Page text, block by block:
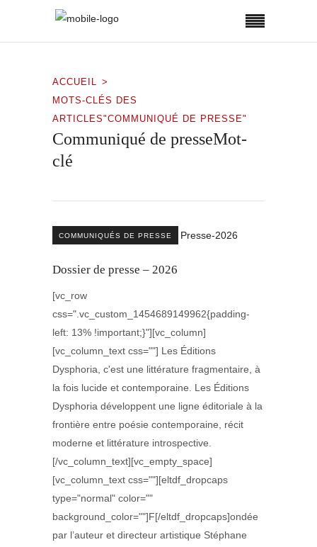
ACCUEIL
MOTS-CLÉS DES
ARTICLES"COMMUNIQUÉ DE PRESSE"
Communiqué de presseMot-
clé
COMMUNIQUÉS DE PRESSE
Dossier de presse – 2026
[vc_row
css=".vc_custom_1454689149962{padding-
left: 13% !important;}"][vc_column]
[vc_column_text css=""] Les Éditions
Dysphoria, c'est une littérature fragmentaire, à
la fois lucide et contemporaine. Les Éditions
Dysphoria développent une ligne éditoriale à la
frontière entre poésie contemporaine, récit
moderne et littérature introspective.
[/vc_column_text][vc_empty_space]
[vc_column_text css=""][eltdf_dropcaps
type="normal" color=""
background_color=""]F[/eltdf_dropcaps]ondée
par l’auteur et directeur artistique Stéphane